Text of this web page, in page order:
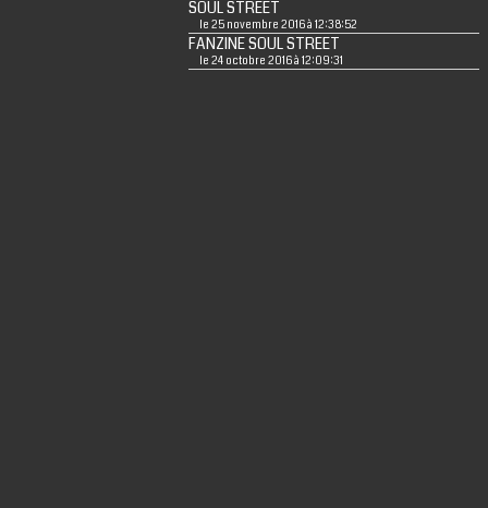
SOUL STREET
le 25 novembre 2016 à 12:38:52
FANZINE SOUL STREET
le 24 octobre 2016 à 12:09:31